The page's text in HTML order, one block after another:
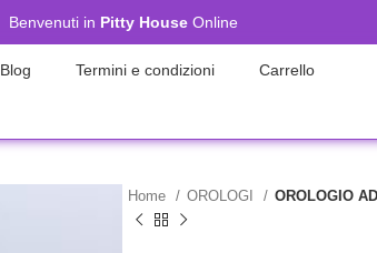
Benvenuti in Pitty House Online
Blog Termini e condizioni Carrello
Home OROLOGI OROLOGIO